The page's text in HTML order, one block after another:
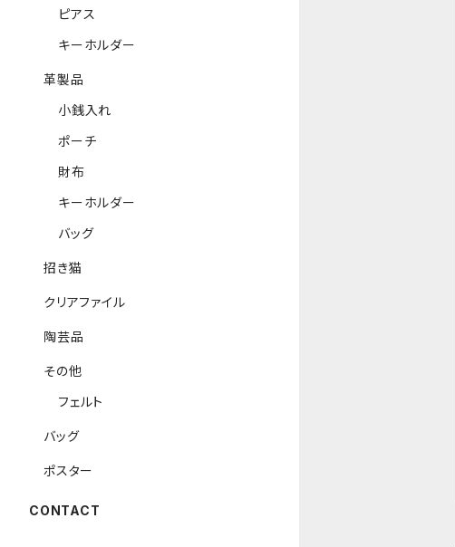
ピアス
キーホルダー
革製品
小銭入れ
ポーチ
財布
キーホルダー
バッグ
招き猫
クリアファイル
陶芸品
その他
フェルト
バッグ
ポスター
CONTACT